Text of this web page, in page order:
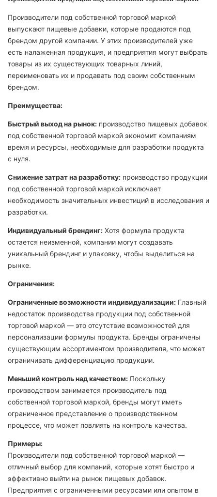
Производители под собственной торговой маркой
выпускают пищевые добавки, которые продаются под
брендом другой компании. У этих производителей уже
есть налаженная продукция, и предприятия могут выбрать
товары из их существующих товарных линий,
переименовать их и продавать под своим собственным
брендом.
Преимущества:
Быстрый выход на рынок: производство пищевых добавок
под собственной торговой маркой экономит компаниям
время и ресурсы, необходимые для разработки продукта
с нуля.
Снижение затрат на разработку: производство продукции
под собственной торговой маркой исключает
необходимость значительных инвестиций в исследования и
разработки.
Индивидуальный брендинг: Хотя формула продукта
остается неизменной, компании могут создавать
уникальный брендинг и упаковку, чтобы выделиться на
рынке.
Ограничения:
Ограниченные возможности индивидуализации: Главный
недостаток производства продукции под собственной
торговой маркой — это отсутствие возможностей для
персонализации формулы продукта. Бренды ограничены
существующим ассортиментом производителя, что может
ограничивать дифференциацию продукции.
Меньший контроль над качеством: Поскольку
производством занимается производитель под
собственной торговой маркой, бренды могут иметь
ограниченное представление о производственном
процессе, что может повлиять на контроль качества.
Примеры:
Производители под собственной торговой маркой —
отличный выбор для компаний, которые хотят быстро и
эффективно выйти на рынок пищевых добавок.
Предприятия с ограниченными ресурсами или опытом в